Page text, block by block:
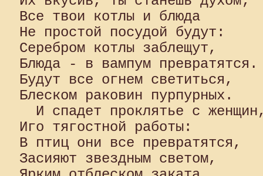
Все твои котлы и блюда
Не простой посудой будут:
Серебром котлы заблещут,
Блюда - в вампум
Будут все огнем светиться,
Блеском раковин пурпурных.
И спадет проклятье с
Иго тягостной работы:
В птиц они все превратятся,
Засияют звездным светом,